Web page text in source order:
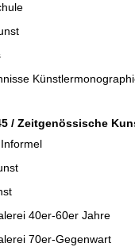
/ Zeitgenössische
40er-60er Jahre
70er-Gegenwart